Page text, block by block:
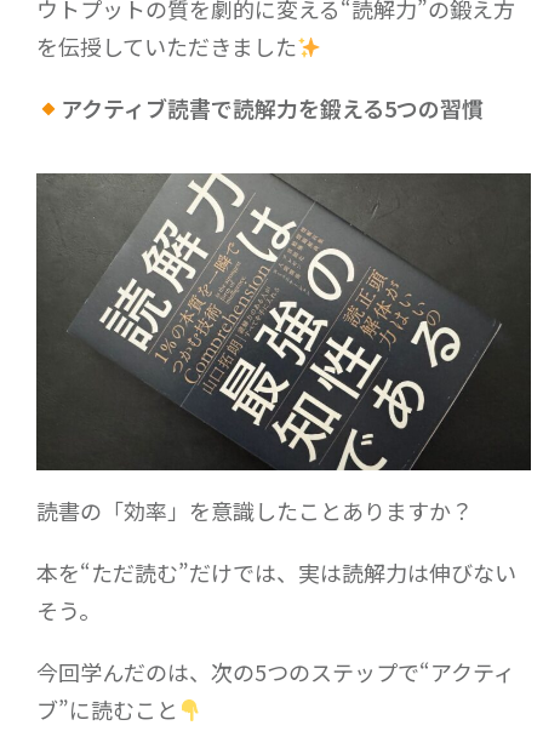
ウトプットの質を劇的に変える“読解力”の鍛え方
を伝授していただきました
アクティブ読書で読解力を鍛える5つの習慣
読書の「効率」を意識したことありますか？
本を“ただ読む”だけでは、実は読解力は伸びない
そう。
今回学んだのは、次の5つのステップで“アクティ
ブ”に読むこと